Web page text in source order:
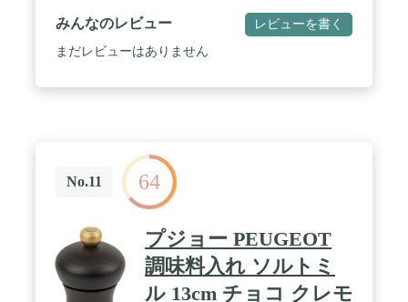
みんなのレビュー レビューを書く
まだレビューはありません
No.11 64
プジョー PEUGEOT
調味料入れ ソルトミ
ル 13cm チョコ クレモ